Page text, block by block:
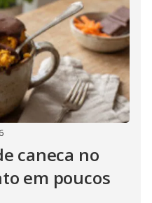
caneca no
em poucos